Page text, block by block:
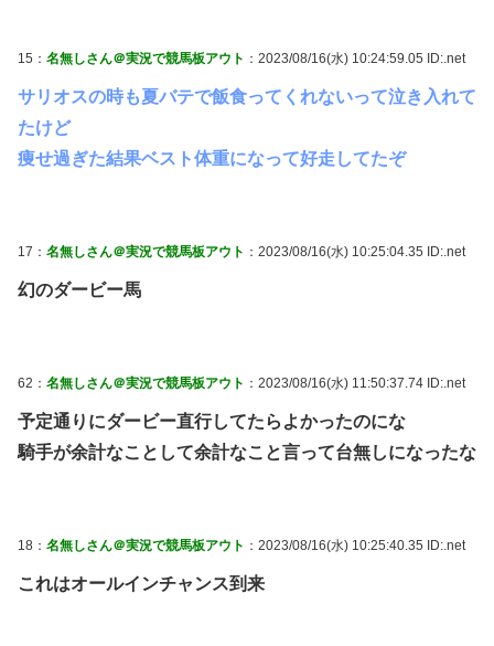
15： 名無しさん＠実況で競馬板アウト ：2023/08/16(水) 10:24:59.05 ID:.net
サリオスの時も夏バテで飯食ってくれないって泣き入れて
たけど
痩せ過ぎた結果ベスト体重になって好走してたぞ
17： 名無しさん＠実況で競馬板アウト ：2023/08/16(水) 10:25:04.35 ID:.net
幻のダービー馬
62： 名無しさん＠実況で競馬板アウト ：2023/08/16(水) 11:50:37.74 ID:.net
予定通りにダービー直行してたらよかったのにな
騎手が余計なことして余計なこと言って台無しになったな
18： 名無しさん＠実況で競馬板アウト ：2023/08/16(水) 10:25:40.35 ID:.net
これはオールインチャンス到来